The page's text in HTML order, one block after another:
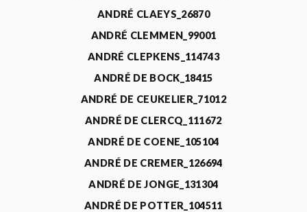
ANDRÉ CLAEYS_26870
ANDRÉ CLEMMEN_99001
ANDRÉ CLEPKENS_114743
ANDRÉ DE BOCK_18415
ANDRÉ DE CEUKELIER_71012
ANDRÉ DE CLERCQ_111672
ANDRÉ DE COENE_105104
ANDRÉ DE CREMER_126694
ANDRÉ DE JONGE_131304
ANDRÉ DE POTTER_104511